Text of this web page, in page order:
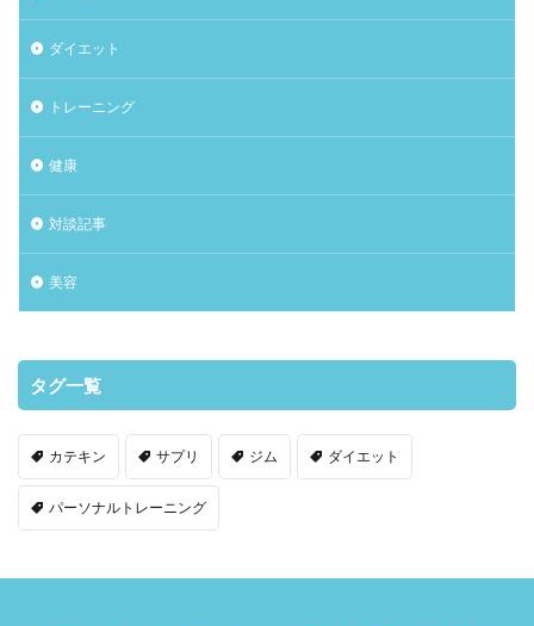
ダイエット
トレーニング
健康
対談記事
美容
タグ一覧
カテキン サプリ ジム ダイエット
パーソナルトレーニング